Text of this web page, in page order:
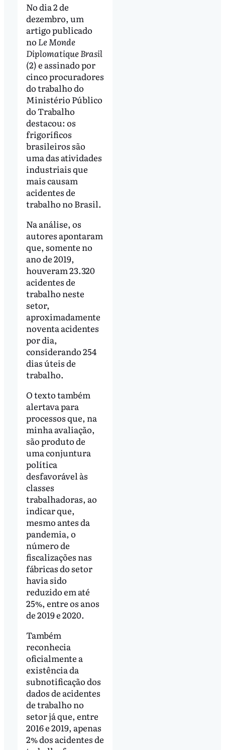
No dia 2 de
dezembro, um
artigo publicado
no Le Monde
Diplomatique Brasil
(2) e assinado por
cinco procuradores
do trabalho do
Ministério Público
do Trabalho
destacou: os
frigoríficos
brasileiros são
uma das atividades
industriais que
mais causam
acidentes de
trabalho no Brasil.
Na análise, os
autores apontaram
que, somente no
ano de 2019,
houveram 23.320
acidentes de
trabalho neste
setor,
aproximadamente
noventa acidentes
por dia,
considerando 254
dias úteis de
trabalho.
O texto também
alertava para
processos que, na
minha avaliação,
são produto de
uma conjuntura
política
desfavorável às
classes
trabalhadoras, ao
indicar que,
mesmo antes da
pandemia, o
número de
fiscalizações nas
fábricas do setor
havia sido
reduzido em até
25%, entre os anos
de 2019 e 2020.
Também
reconhecia
oficialmente a
existência da
subnotificação dos
dados de acidentes
de trabalho no
setor já que, entre
2016 e 2019, apenas
2% dos acidentes de